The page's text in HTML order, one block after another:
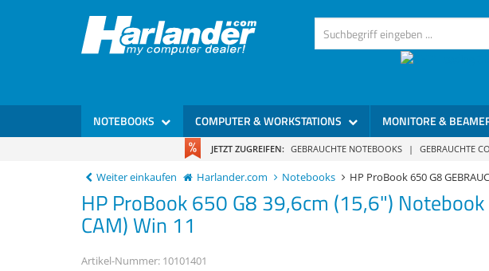
NOTEBOOKS COMPUTER & WORKSTATIONS MONITORE &
JETZT ZUGREIFEN: GEBRAUCHTE NOTEBOOKS | GEBRAUCHTE
Weiter einkaufen Harlander.com Notebooks HP ProBook 650 G8
HP ProBook 650 G8 39,6cm (15,6") Notebook
CAM) Win 11
Artikel-Nummer: 10101401